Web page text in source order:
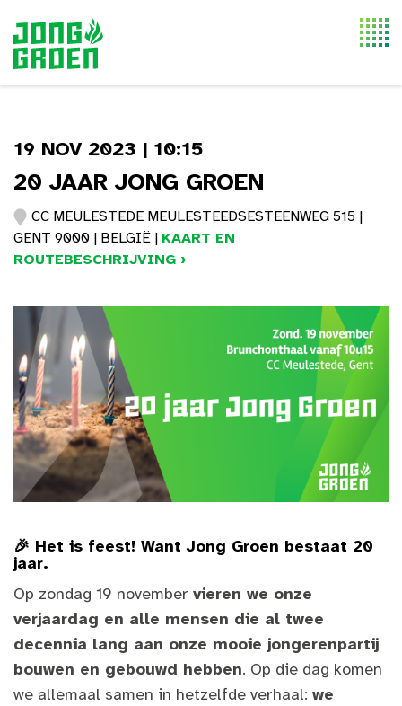
19 NOV 2023 | 10:15
20 JAAR JONG GROEN
CC MEULESTEDE MEULESTEEDSESTEENWEG 515 |
GENT 9000 | BELGIË | KAART EN
ROUTEBESCHRIJVING ›
🎉 Het is feest! Want Jong Groen bestaat 20
jaar.
Op zondag 19 november vieren we onze
verjaardag en alle mensen die al twee
decennia lang aan onze mooie jongerenpartij
bouwen en gebouwd hebben. Op die dag komen
we allemaal samen in hetzelfde verhaal: we